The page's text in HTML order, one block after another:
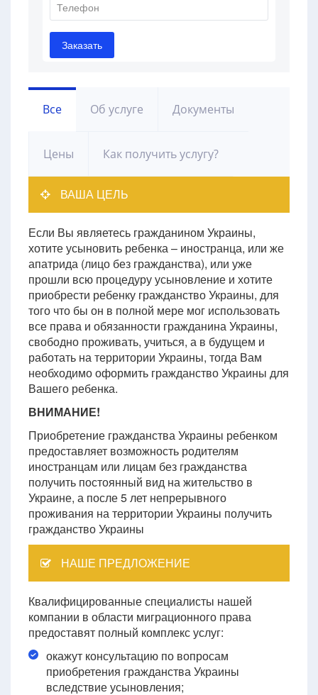
Все Об услуге Документы
Цены Как получить услугу?
ВАША ЦЕЛЬ
Если Вы являетесь гражданином Украины,
хотите усыновить ребенка – иностранца, или же
апатрида (лицо без гражданства), или уже
прошли всю процедуру усыновление и хотите
приобрести ребенку гражданство Украины, для
того что бы он в полной мере мог использовать
все права и обязанности гражданина Украины,
свободно проживать, учиться, а в будущем и
работать на территории Украины, тогда Вам
необходимо оформить гражданство Украины для
Вашего ребенка.
ВНИМАНИЕ!
Приобретение гражданства Украины ребенком
предоставляет возможность родителям
иностранцам или лицам без гражданства
получить постоянный вид на жительство в
Украине, а после 5 лет непрерывного
проживания на территории Украины получить
гражданство Украины
НАШЕ ПРЕДЛОЖЕНИЕ
Квалифицированные специалисты нашей
компании в области миграционного права
предоставят полный комплекс услуг:
окажут консультацию по вопросам
приобретения гражданства Украины
вследствие усыновления;